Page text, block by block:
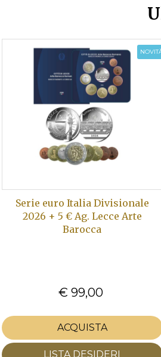
Serie euro Italia Divisionale
2026 + 5 € Ag. Lecce Arte
Barocca
€ 99,00
ACQUISTA
LISTA DESIDERI